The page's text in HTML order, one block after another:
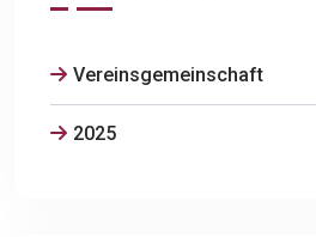
Vereinsgemeinschaft
2025